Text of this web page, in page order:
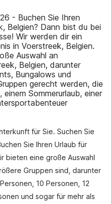
- Buchen Sie Ihren
Belgien? Dann bist du bei
Wir werden dir ein
in Voerstreek, Belgien.
Auswahl an
Belgien, darunter
Bungalows und
gerecht werden, die
Sommerurlaub, einer
für Sie. Suchen Sie
Sie Ihren Urlaub für
bieten eine große Auswahl
Gruppen sind, darunter
10 Personen, 12
und sogar für mehr als